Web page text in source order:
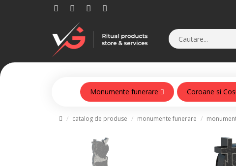
Monumente funerare Coroane si
catalog de produse monumente funerare